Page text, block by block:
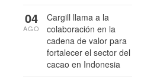
Cargill llama a la
colaboración en la
cadena de valor para
fortalecer el sector del
cacao en Indonesia
04
AGO